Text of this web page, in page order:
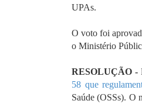
UPAs.
O voto foi
o Ministério
RESOLUÇÃO -
58 que
Saúde (OSSs). O